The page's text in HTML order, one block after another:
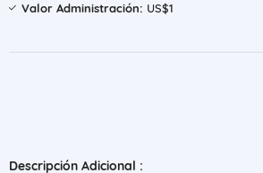
Valor Administración: US$1
Descripción Adicional :